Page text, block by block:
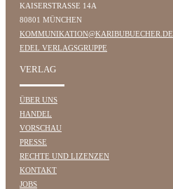
KAISERSTRASSE 14A
80801 MÜNCHEN
KOMMUNIKATION@KARIBUBUECHER.DE
EDEL VERLAGSGRUPPE
VERLAG
ÜBER UNS
HANDEL
VORSCHAU
PRESSE
RECHTE UND LIZENZEN
KONTAKT
JOBS